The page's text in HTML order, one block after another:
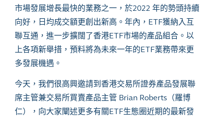
市場發展增長最快的業務之一，於2022 年的勢頭持續
向好，日均成交額更創出新高。年內， ETF獲納入互
聯互通，進一步擴闊了香港ETF市場的產品組合。以
上各項新舉措，預料將為未來一年的ETF業務帶來更
多發展機遇。
今天，我們很高興邀請到香港交易所證券產品發展聯
席主管兼交易所買賣產品主管 Brian Roberts （羅博
仁），向大家闡述更多有關ETF生態圈近期的最新發